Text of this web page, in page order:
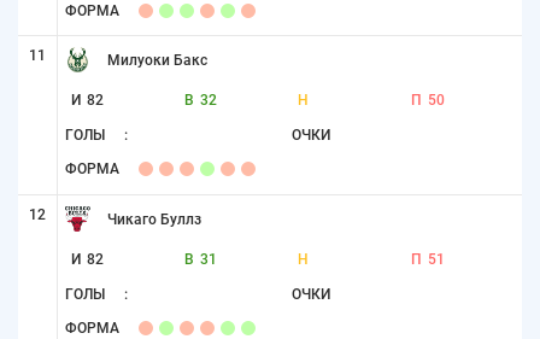
ФОРМА
11 Милуоки Бакс
И 82 В 32 Н П 50
ГОЛЫ : ОЧКИ
ФОРМА
12 Чикаго Буллз
И 82 В 31 Н П 51
ГОЛЫ : ОЧКИ
ФОРМА